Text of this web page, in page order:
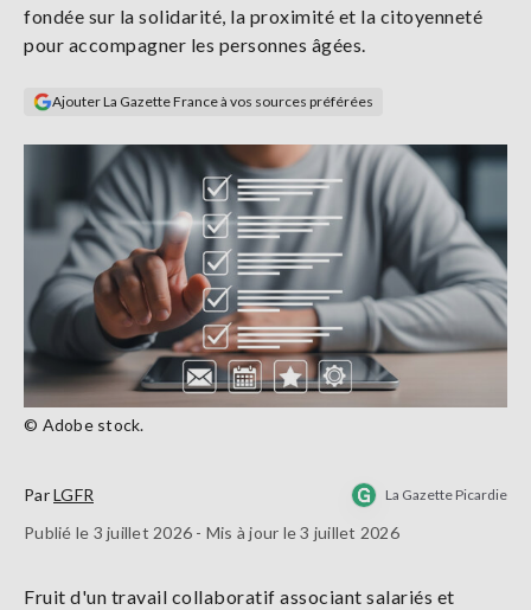
connecter
fondée sur la solidarité, la proximité et la citoyenneté
pour accompagner les personnes âgées.
Ajouter La Gazette France à vos sources préférées
© Adobe stock.
ParLGFR La Gazette Picardie
Publié le 3 juillet 2026 - Mis à jour le 3 juillet 2026
Fruit d'un travail collaboratif associant salariés et